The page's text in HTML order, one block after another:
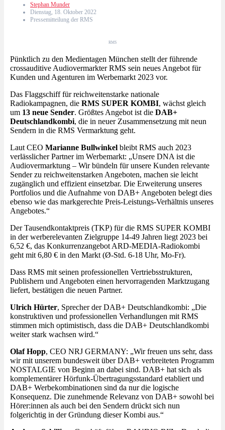
Stephan Munder
Dienstag, 18. Oktober 2022
Pressemitteilung der RMS
RMS
Pünktlich zu den Medientagen München stellt der führende
crossauditive Audiovermarkter RMS sein neues Angebot für
Kunden und Agenturen im Werbemarkt 2023 vor.
Das Flaggschiff für reichweitenstarke nationale
Radiokampagnen, die RMS SUPER KOMBI, wächst gleich
um 13 neue Sender. Größtes Angebot ist die DAB+
Deutschlandkombi, die in neuer Zusammensetzung mit neun
Sendern in die RMS Vermarktung geht.
Laut CEO Marianne Bullwinkel bleibt RMS auch 2023
verlässlicher Partner im Werbemarkt: „Unsere DNA ist die
Audiovermarktung – Wir bündeln für unsere Kunden relevante
Sender zu reichweitenstarken Angeboten, machen sie leicht
zugänglich und effizient einsetzbar. Die Erweiterung unseres
Portfolios und die Aufnahme von DAB+ Angeboten belegt dies
ebenso wie das markgerechte Preis-Leistungs-Verhältnis unseres
Angebotes.“
Der Tausendkontaktpreis (TKP) für die RMS SUPER KOMBI
in der werberelevanten Zielgruppe 14-49 Jahren liegt 2023 bei
6,52 €, das Konkurrenzangebot ARD-MEDIA-Radiokombi
geht mit 6,80 € in den Markt (Ø-Std. 6-18 Uhr, Mo-Fr).
Dass RMS mit seinen professionellen Vertriebsstrukturen,
Publishern und Angeboten einen hervorragenden Marktzugang
liefert, bestätigen die neuen Partner.
Ulrich Hürter, Sprecher der DAB+ Deutschlandkombi: „Die
konstruktiven und professionellen Verhandlungen mit RMS
stimmen mich optimistisch, dass die DAB+ Deutschlandkombi
weiter stark wachsen wird.“
Olaf Hopp, CEO NRJ GERMANY: „Wir freuen uns sehr, dass
wir mit unserem bundesweit über DAB+ verbreiteten Programm
NOSTALGIE von Beginn an dabei sind. DAB+ hat sich als
komplementärer Hörfunk-Übertragungsstandard etabliert und
DAB+ Werbekombinationen sind da nur die logische
Konsequenz. Die zunehmende Relevanz von DAB+ sowohl bei
Hörer:innen als auch bei den Sendern drückt sich nun
folgerichtig in der Gründung dieser Kombi aus.“